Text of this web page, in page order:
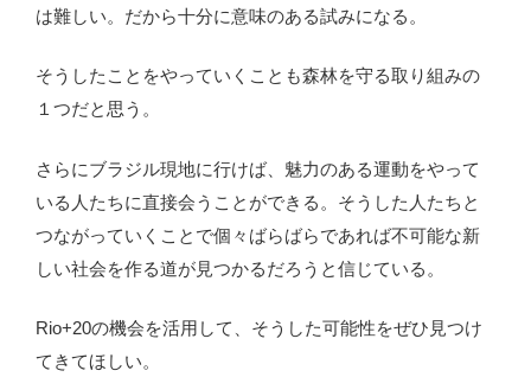
は難しい。だから十分に意味のある試みになる。
そうしたことをやっていくことも森林を守る取り組みの
１つだと思う。
さらにブラジル現地に行けば、魅力のある運動をやって
いる人たちに直接会うことができる。そうした人たちと
つながっていくことで個々ばらばらであれば不可能な新
しい社会を作る道が見つかるだろうと信じている。
Rio+20の機会を活用して、そうした可能性をぜひ見つけ
てきてほしい。